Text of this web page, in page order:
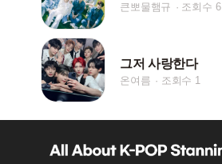
큰뽀물햄규 조회수 6
그저 사랑한다
온여름 조회수 1